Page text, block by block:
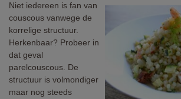
Niet iedereen is fan van
couscous vanwege de
korrelige structuur.
Herkenbaar? Probeer in
dat geval
parelcouscous. De
structuur is volmondiger
maar nog steeds